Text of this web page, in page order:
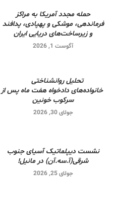
حمله مجدد آمریکا به مراکز
فرماندهی، موشکی و پهپادی، پدافند
و زیرساخت‌های دریایی ایران
آگوست 1, 2026
تحلیل روانشناختی
خانواده‌های دادخواه هفت ماه پس از
سرکوب خونین
جولای 30, 2026
نشست دیپلماتیک آسیای جنوب
شرقی‌(آ.سه.آن) در مانیل!
جولای 25, 2026